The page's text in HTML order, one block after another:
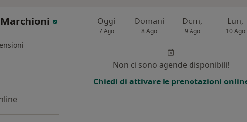
Oggi
7 Ago
Domani
8 Ago
Dom,
9 Ago
Lun,
10 Ago
Non ci sono agende disponibili!
Chiedi di attivare le prenotazioni